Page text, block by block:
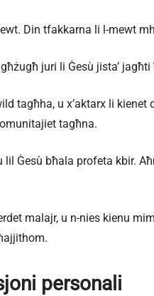
Din tfakkarna li l-mewt
juri li Ġesù jistaʼ
tagħha, u x’aktarx li
tagħna.
lil Ġesù bħala profeta kbir.
malajr, u n-nies kienu
personali